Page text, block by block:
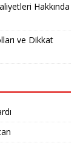
Hakkında
ve Dikkat